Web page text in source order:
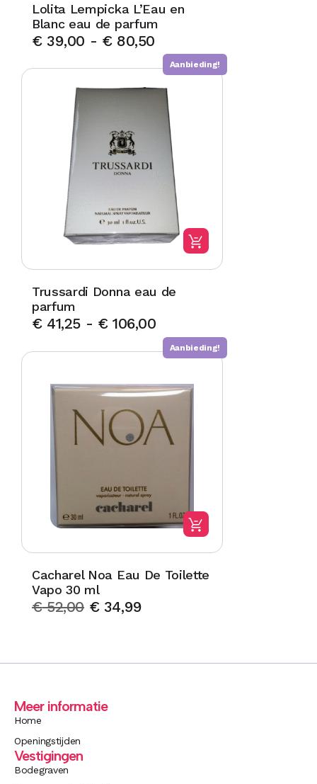
Lolita Lempicka L’Eau en
Blanc eau de parfum
€39,00 - €80,50
Aanbieding!
Trussardi Donna eau de
parfum
€41,25 - €106,00
Aanbieding!
Cacharel Noa Eau De Toilette
Vapo 30 ml
€52,00 €34,99
Meer informatie
Home
Openingstijden
Vestigingen
Bodegraven